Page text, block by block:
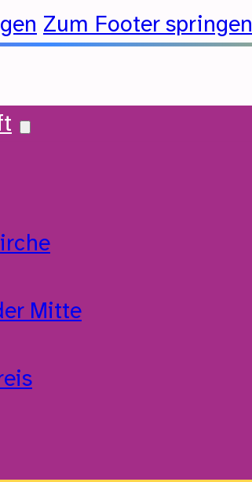
Zum Footer springen
Mitte